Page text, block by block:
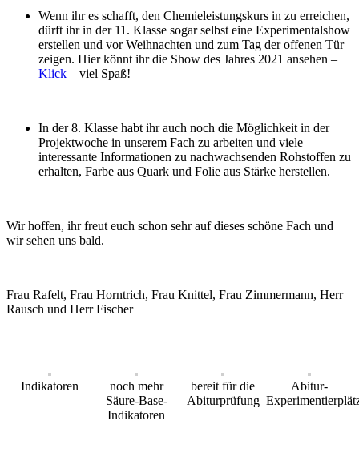
Wenn ihr es schafft, den Chemieleistungskurs in zu erreichen,
dürft ihr in der 11. Klasse sogar selbst eine Experimentalshow
erstellen und vor Weihnachten und zum Tag der offenen Tür
zeigen. Hier könnt ihr die Show des Jahres 2021 ansehen –
Klick – viel Spaß!
In der 8. Klasse habt ihr auch noch die Möglichkeit in der
Projektwoche in unserem Fach zu arbeiten und viele
interessante Informationen zu nachwachsenden Rohstoffen zu
erhalten, Farbe aus Quark und Folie aus Stärke herstellen.
Wir hoffen, ihr freut euch schon sehr auf dieses schöne Fach und
wir sehen uns bald.
Frau Rafelt, Frau Horntrich, Frau Knittel, Frau Zimmermann, Herr
Rausch und Herr Fischer
Indikatoren
noch mehr
Säure-Base-
Indikatoren
bereit für die
Abiturprüfung
Abitur-